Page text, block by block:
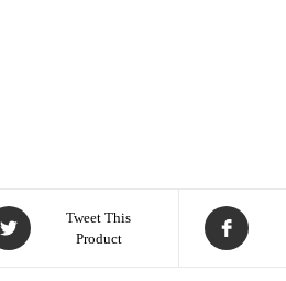
Tweet This
Product